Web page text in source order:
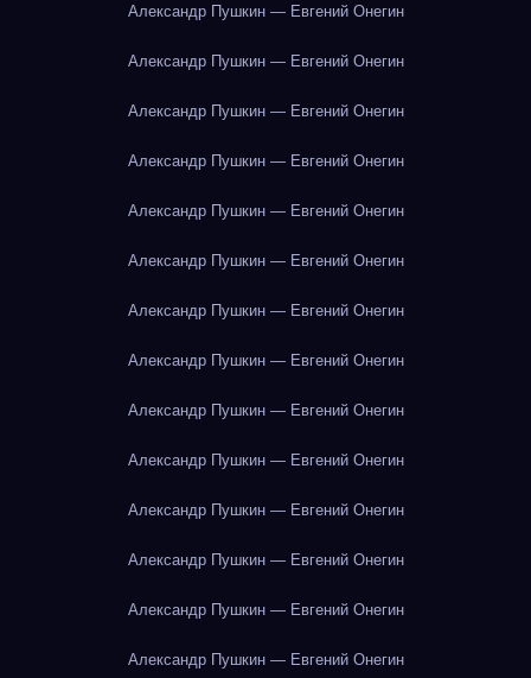
Александр Пушкин — Евгений Онегин
Александр Пушкин — Евгений Онегин
Александр Пушкин — Евгений Онегин
Александр Пушкин — Евгений Онегин
Александр Пушкин — Евгений Онегин
Александр Пушкин — Евгений Онегин
Александр Пушкин — Евгений Онегин
Александр Пушкин — Евгений Онегин
Александр Пушкин — Евгений Онегин
Александр Пушкин — Евгений Онегин
Александр Пушкин — Евгений Онегин
Александр Пушкин — Евгений Онегин
Александр Пушкин — Евгений Онегин
Александр Пушкин — Евгений Онегин